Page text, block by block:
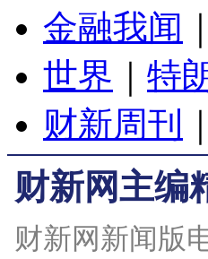
金融我闻
世界
特
财新周刊
财新网主编
财新网新闻版